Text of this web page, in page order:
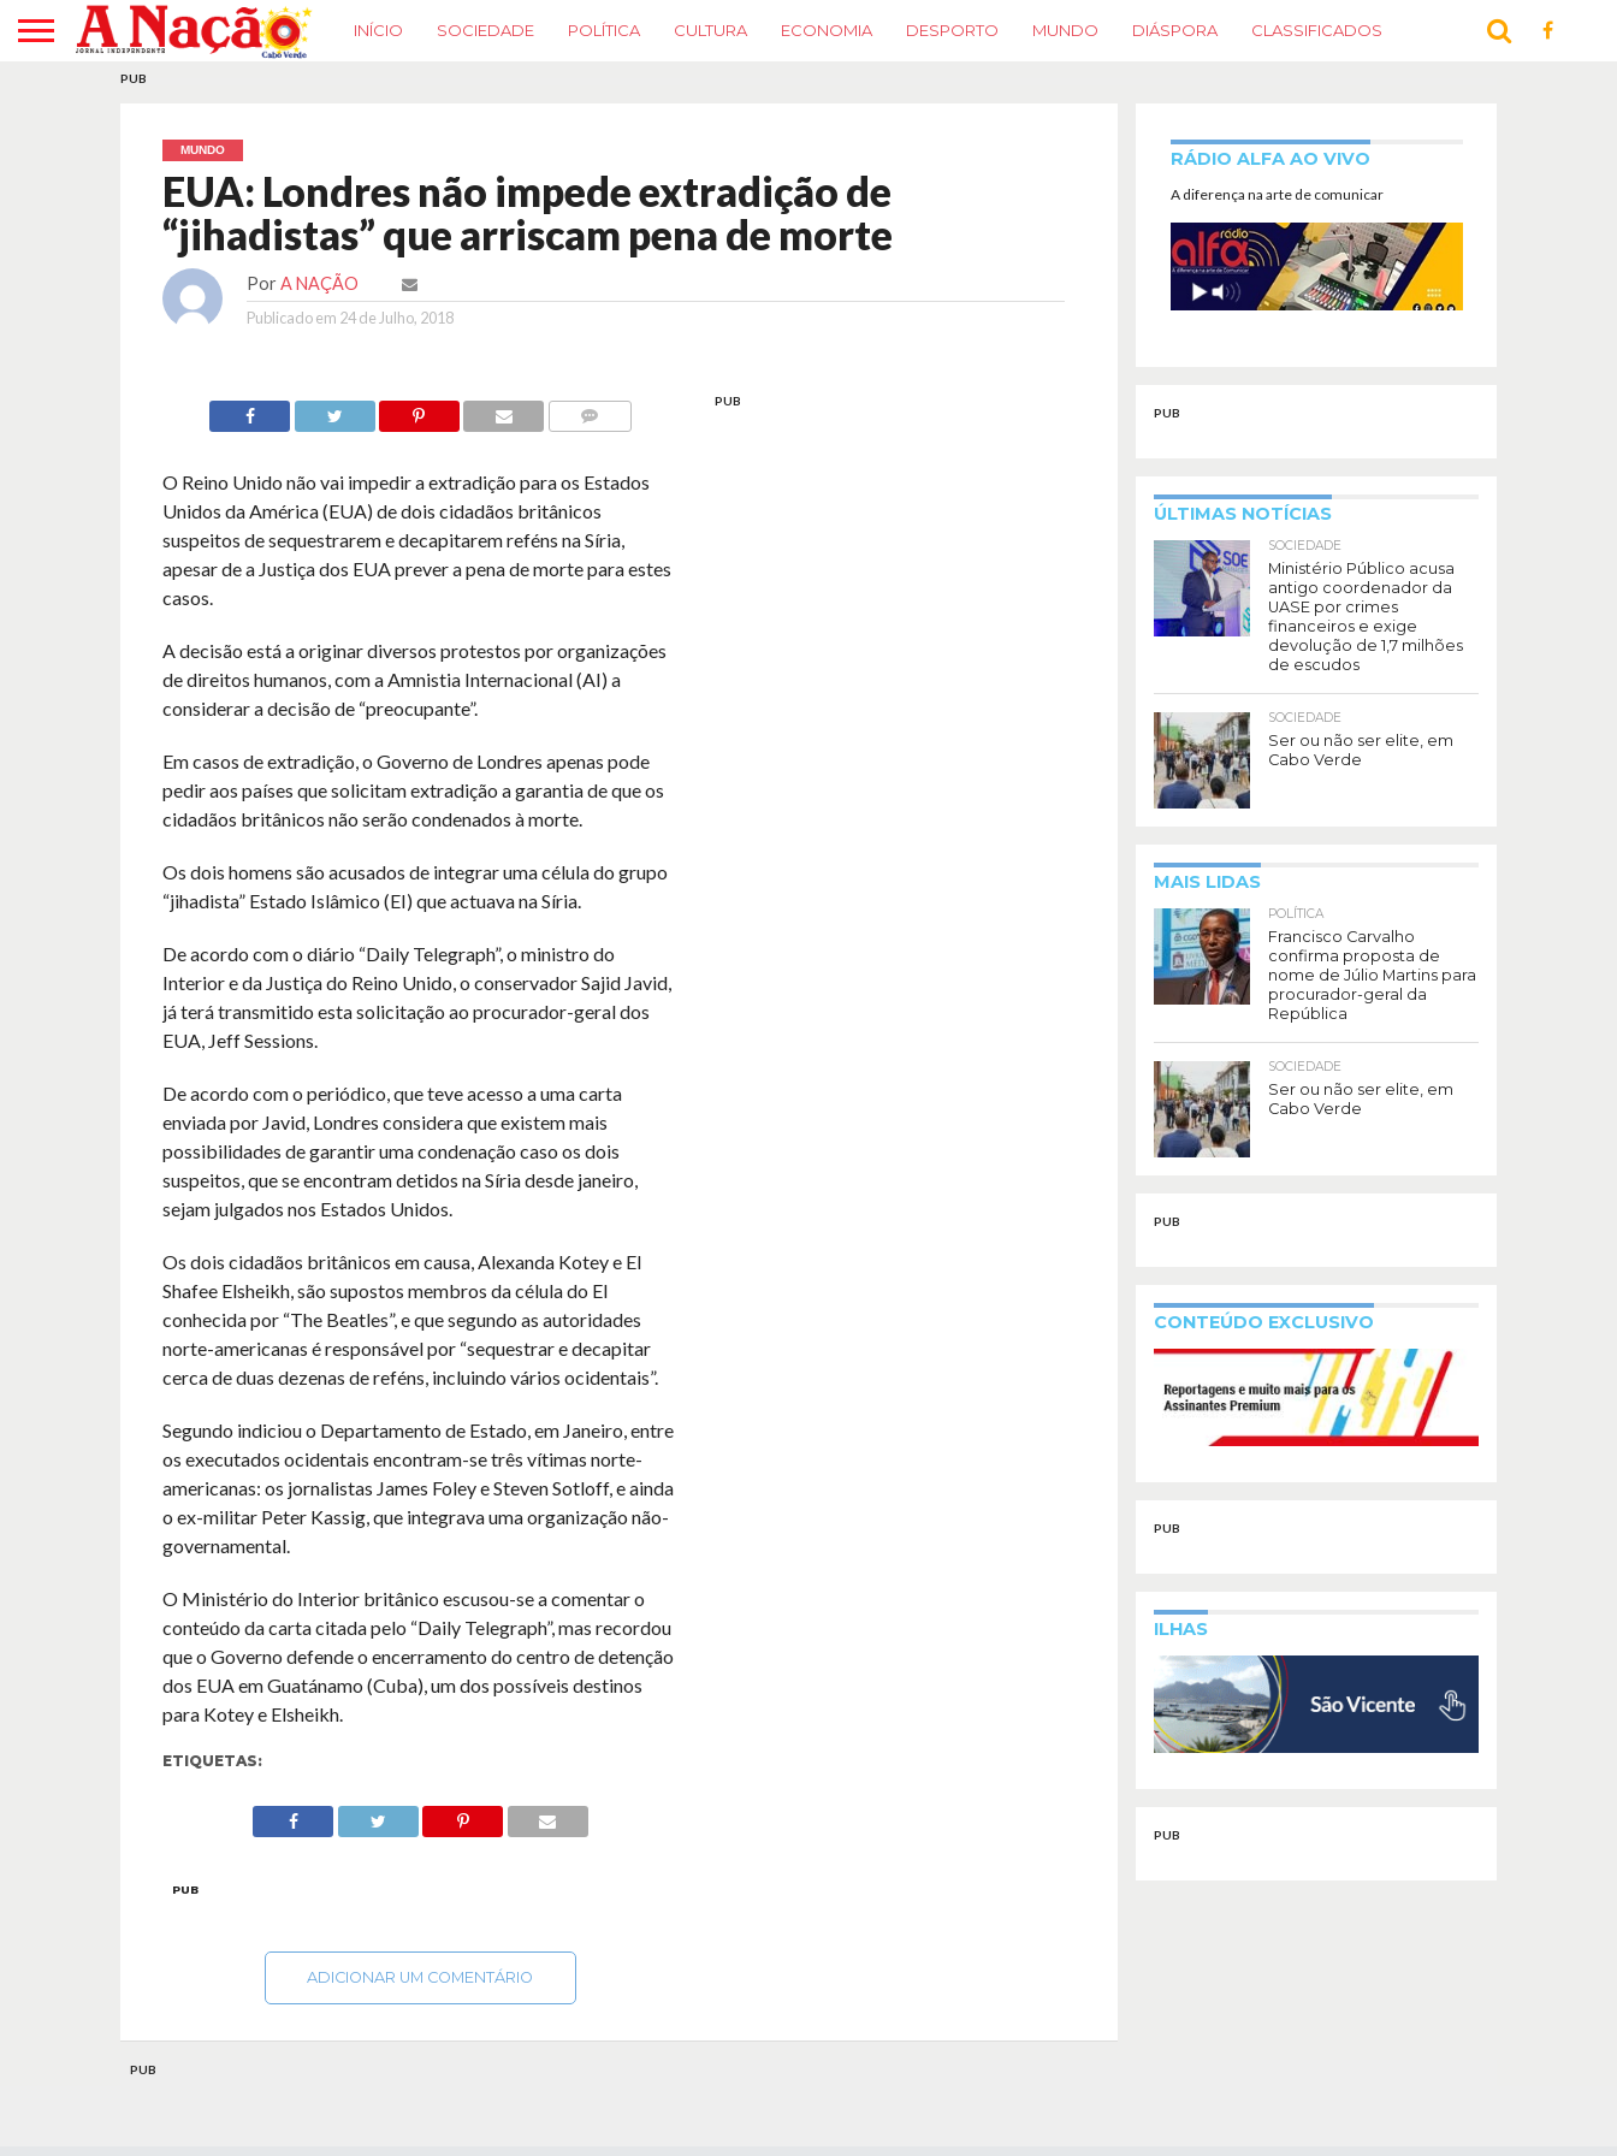
INÍCIO SOCIEDADE POLÍTICA CULTURA ECONOMIA DESPORTO MUNDO DIÁSPORA CLASSIFICADOS
PUB
MUNDO
EUA: Londres não impede extradição de
“jihadistas” que arriscam pena de morte
Por A NAÇÃO
Publicado em 24 de Julho, 2018
O Reino Unido não vai impedir a extradição para os Estados
Unidos da América (EUA) de dois cidadãos britânicos
suspeitos de sequestrarem e decapitarem reféns na Síria,
apesar de a Justiça dos EUA prever a pena de morte para estes
casos.
A decisão está a originar diversos protestos por organizações
de direitos humanos, com a Amnistia Internacional (AI) a
considerar a decisão de “preocupante”.
Em casos de extradição, o Governo de Londres apenas pode
pedir aos países que solicitam extradição a garantia de que os
cidadãos britânicos não serão condenados à morte.
Os dois homens são acusados de integrar uma célula do grupo
“jihadista” Estado Islâmico (EI) que actuava na Síria.
De acordo com o diário “Daily Telegraph”, o ministro do
Interior e da Justiça do Reino Unido, o conservador Sajid Javid,
já terá transmitido esta solicitação ao procurador-geral dos
EUA, Jeff Sessions.
De acordo com o periódico, que teve acesso a uma carta
enviada por Javid, Londres considera que existem mais
possibilidades de garantir uma condenação caso os dois
suspeitos, que se encontram detidos na Síria desde janeiro,
sejam julgados nos Estados Unidos.
Os dois cidadãos britânicos em causa, Alexanda Kotey e El
Shafee Elsheikh, são supostos membros da célula do EI
conhecida por “The Beatles”, e que segundo as autoridades
norte-americanas é responsável por “sequestrar e decapitar
cerca de duas dezenas de reféns, incluindo vários ocidentais”.
Segundo indiciou o Departamento de Estado, em Janeiro, entre
os executados ocidentais encontram-se três vítimas norte-
americanas: os jornalistas James Foley e Steven Sotloff, e ainda
o ex-militar Peter Kassig, que integrava uma organização não-
governamental.
O Ministério do Interior britânico escusou-se a comentar o
conteúdo da carta citada pelo “Daily Telegraph”, mas recordou
que o Governo defende o encerramento do centro de detenção
dos EUA em Guatánamo (Cuba), um dos possíveis destinos
para Kotey e Elsheikh.
ETIQUETAS:
PUB
ADICIONAR UM COMENTÁRIO
PUB
RÁDIO ALFA AO VIVO
A diferença na arte de comunicar
PUB
ÚLTIMAS NOTÍCIAS
SOCIEDADE
Ministério Público acusa
antigo coordenador da
UASE por crimes
financeiros e exige
devolução de 1,7 milhões
de escudos
SOCIEDADE
Ser ou não ser elite, em
Cabo Verde
MAIS LIDAS
POLÍTICA
Francisco Carvalho
confirma proposta de
nome de Júlio Martins para
procurador-geral da
República
SOCIEDADE
Ser ou não ser elite, em
Cabo Verde
PUB
CONTEÚDO EXCLUSIVO
PUB
ILHAS
PUB
PUB